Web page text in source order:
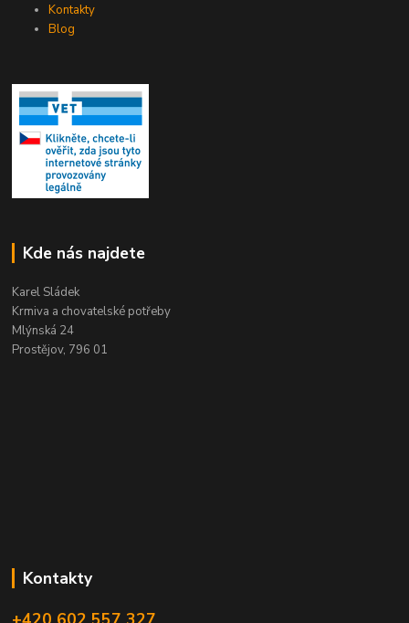
Kontakty
Blog
Kde nás najdete
Karel Sládek
Krmiva a chovatelské potřeby
Mlýnská 24
Prostějov, 796 01
Kontakty